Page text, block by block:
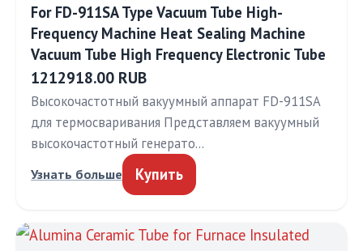
For FD-911SA Type Vacuum Tube High-
Frequency Machine Heat Sealing Machine
Vacuum Tube High Frequency Electronic Tube
1212918.00 RUB
Высокочастотный вакуумный аппарат FD-911SA
для термосваривания Представляем вакуумный
высокочастотный генерато…
Узнать больше Купить